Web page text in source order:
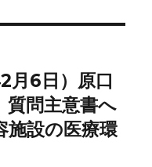
月6日）原口
質問主意書へ
施設の医療環